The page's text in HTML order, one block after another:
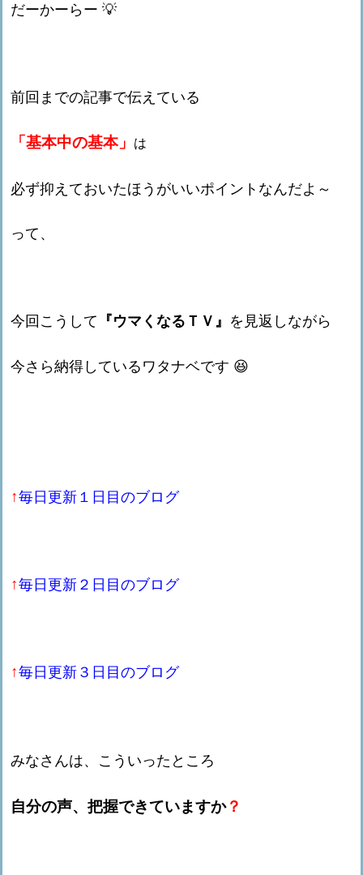
だーかーらー 💡
前回までの記事で伝えている
「基本中の基本」 は
必ず抑えておいたほうがいいポイントなんだよ～
って、
今回こうして 『ウマくなるＴＶ』 を見返しながら
今さら納得しているワタナベです 😆
↑毎日更新１日目のブログ
↑毎日更新２日目のブログ
↑毎日更新３日目のブログ
みなさんは、こういったところ
自分の声、把握できていますか？